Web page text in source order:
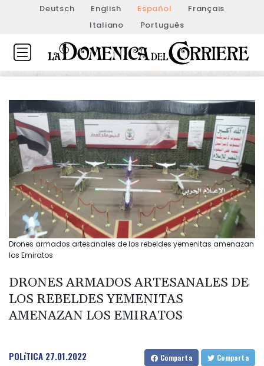
Deutsch English Español
Français
Italiano
Português
Drones armados artesanales de los rebeldes yemenitas amenazan
los Emiratos
DRONES ARMADOS ARTESANALES DE
LOS REBELDES YEMENITAS
AMENAZAN LOS EMIRATOS
POLíTICA 27.01.2022 Comparta Comparta